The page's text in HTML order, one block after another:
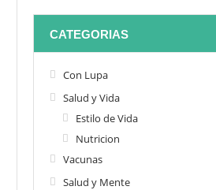
CATEGORIAS
Con Lupa
Salud y Vida
Estilo de Vida
Nutricion
Vacunas
Salud y Mente